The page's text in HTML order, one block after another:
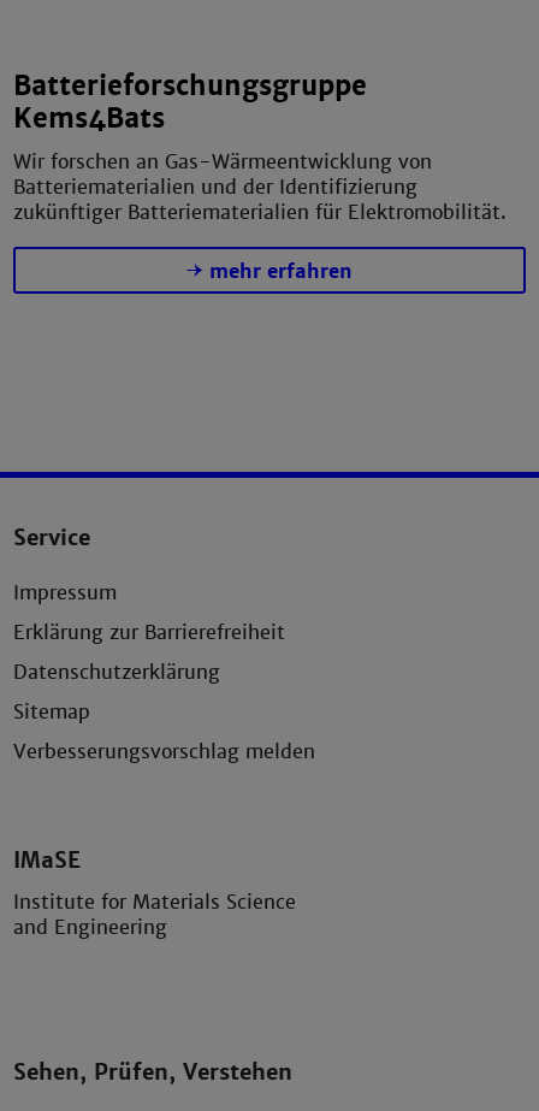
Batterieforschungsgruppe
Kems4Bats
Wir forschen an Gas-Wärmeentwicklung von
Batteriematerialien und der Identifizierung
zukünftiger Batteriematerialien für Elektromobilität.
mehr erfahren
Service
Impressum
Erklärung zur Barrierefreiheit
Datenschutzerklärung
Sitemap
Verbesserungsvorschlag melden
IMaSE
Institute for Materials Science
and Engineering
Sehen, Prüfen, Verstehen